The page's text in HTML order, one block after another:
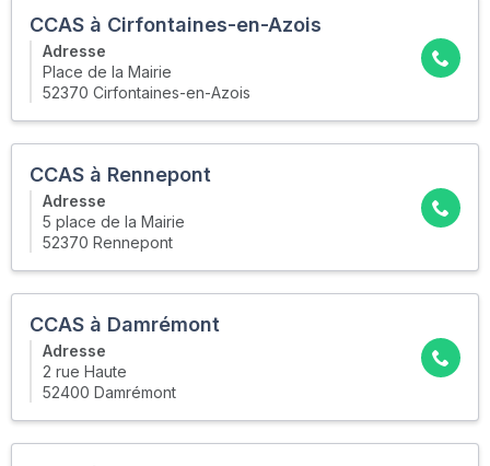
CCAS à Cirfontaines-en-Azois
Adresse
Place de la Mairie
52370 Cirfontaines-en-Azois
CCAS à Rennepont
Adresse
5 place de la Mairie
52370 Rennepont
CCAS à Damrémont
Adresse
2 rue Haute
52400 Damrémont